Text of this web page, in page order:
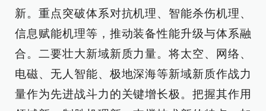
新。重点突破体系对抗机理、智能杀伤机理、
信息赋能机理等，推动装备性能升级与体系融
合。二要壮大新域新质力量。将太空、网络、
电磁、无人智能、极地深海等新域新质作战力
量作为先进战斗力的关键增长极。把握其作用